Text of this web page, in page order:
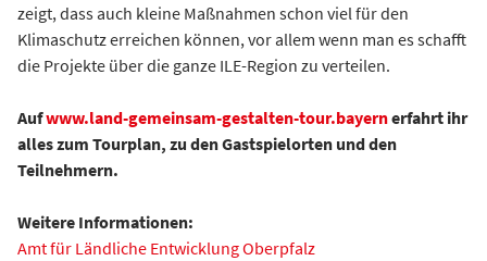
zeigt, dass auch kleine Maßnahmen schon viel für den
Klimaschutz erreichen können, vor allem wenn man es schafft
die Projekte über die ganze ILE-Region zu verteilen.
Aufwww.land-gemeinsam-gestalten-tour.bayernerfahrt ihr
alles zum Tourplan, zu den Gastspielorten und den
Teilnehmern.
Weitere Informationen:
Amt für Ländliche Entwicklung Oberpfalz